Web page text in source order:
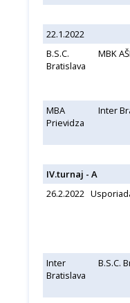
22.1.2022
B.S.C.
Bratislava
MBK
MBA
Prievidza
Inter
IV.turnaj - A
26.2.2022
Inter
Bratislava
B.S.C.